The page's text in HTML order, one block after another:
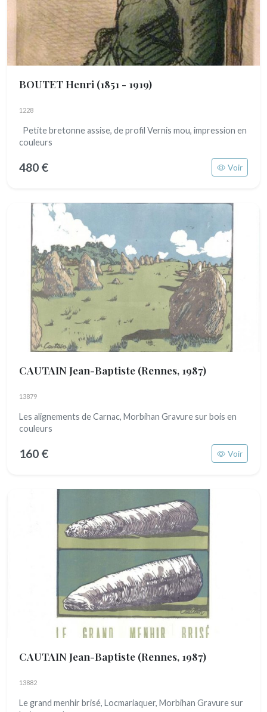
BOUTET Henri (1851 - 1919)
1228
Petite bretonne assise, de profil Vernis mou, impression en
couleurs
480 € Voir
CAUTAIN Jean-Baptiste (Rennes, 1987)
13879
Les alignements de Carnac, Morbihan Gravure sur bois en
couleurs
160 € Voir
CAUTAIN Jean-Baptiste (Rennes, 1987)
13882
Le grand menhir brisé, Locmariaquer, Morbihan Gravure sur